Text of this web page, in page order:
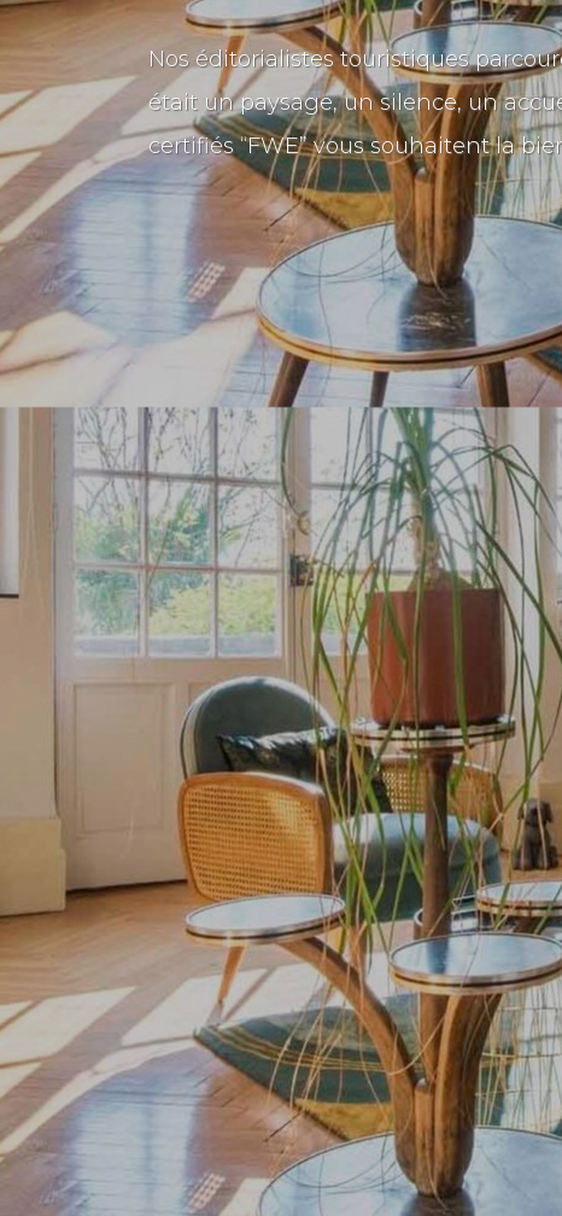
Nos éditorialistes touristiques
était un paysage, un silence, un
certifiés “FWE” vous souhaitent la